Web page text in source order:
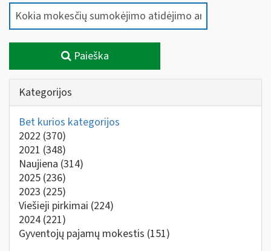
Paieška
Kategorijos
Bet kurios kategorijos
2022 (370)
2021 (348)
Naujiena (314)
2025 (236)
2023 (225)
Viešieji pirkimai (224)
2024 (221)
Gyventojų pajamų mokestis (151)